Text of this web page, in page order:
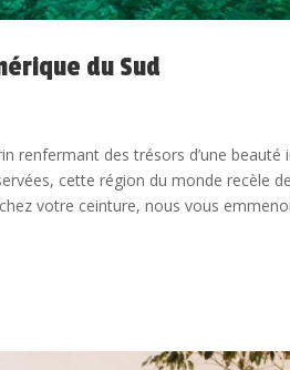
du Sud
renfermant des trésors d’une
cette région du monde recèle
votre ceinture, nous vous